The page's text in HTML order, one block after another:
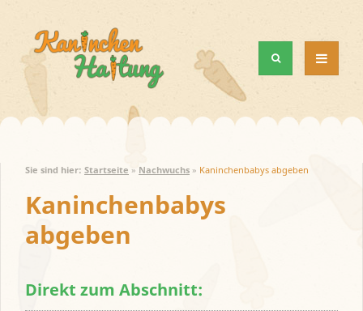
Sie sind hier: Startseite » Nachwuchs » Kaninchenbabys abgeben
Kaninchenbabys
abgeben
Direkt zum Abschnitt: